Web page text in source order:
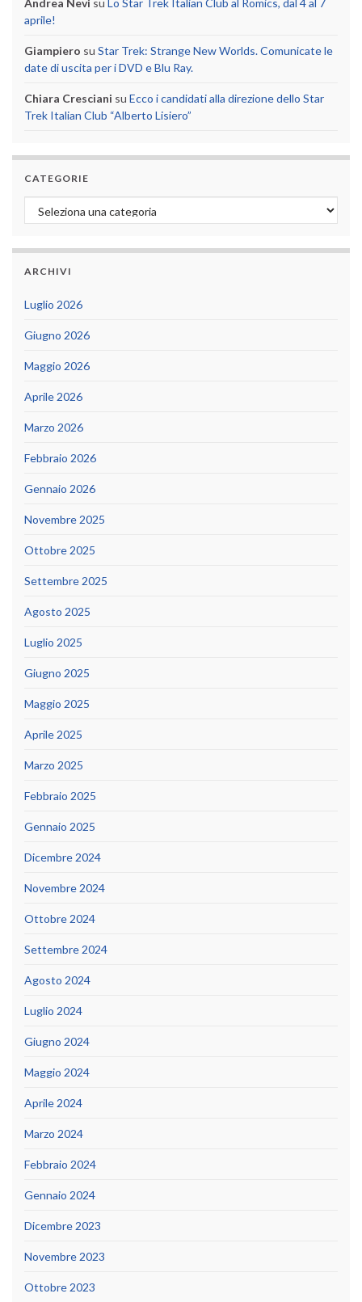
Andrea Nevi su Lo Star Trek Italian Club al Romics, dal 4 al 7
aprile!
Giampiero su Star Trek: Strange New Worlds. Comunicate le
date di uscita per i DVD e Blu Ray.
Chiara Cresciani su Ecco i candidati alla direzione dello Star
Trek Italian Club “Alberto Lisiero”
CATEGORIE
Categorie
ARCHIVI
Luglio 2026
Giugno 2026
Maggio 2026
Aprile 2026
Marzo 2026
Febbraio 2026
Gennaio 2026
Novembre 2025
Ottobre 2025
Settembre 2025
Agosto 2025
Luglio 2025
Giugno 2025
Maggio 2025
Aprile 2025
Marzo 2025
Febbraio 2025
Gennaio 2025
Dicembre 2024
Novembre 2024
Ottobre 2024
Settembre 2024
Agosto 2024
Luglio 2024
Giugno 2024
Maggio 2024
Aprile 2024
Marzo 2024
Febbraio 2024
Gennaio 2024
Dicembre 2023
Novembre 2023
Ottobre 2023